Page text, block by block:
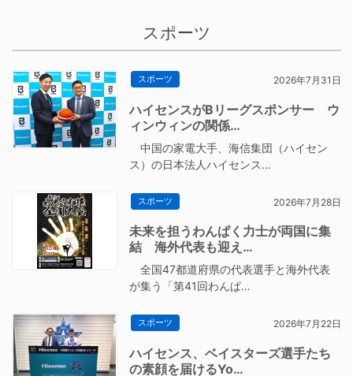
スポーツ
スポーツ 2026年7月31日
ハイセンスがBリーグスポンサー ウ
ィンウィンの関係…
中国の家電大手、海信集団（ハイセン
ス）の日本法人ハイセンス…
スポーツ 2026年7月28日
未来を担うわんぱく力士が両国に集
結 海外代表も迎え…
全国47都道府県の代表選手と海外代表
が集う「第41回わんぱ…
スポーツ 2026年7月22日
ハイセンス、ベイスターズ選手たち
の素顔を届けるYo…